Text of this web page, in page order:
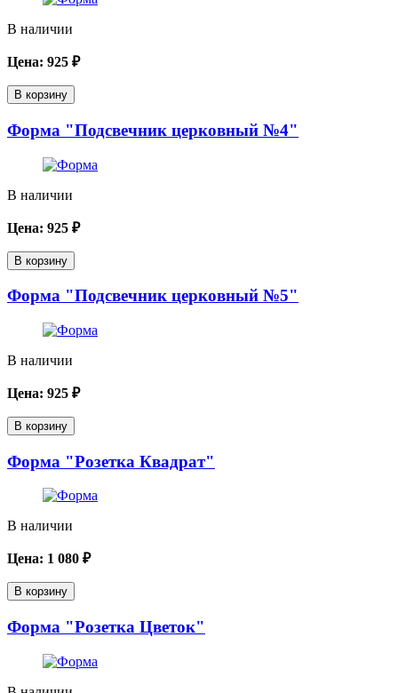
В наличии
Цена: 925 ₽
В корзину
Форма "Подсвечник церковный №4"
В наличии
Цена: 925 ₽
В корзину
Форма "Подсвечник церковный №5"
В наличии
Цена: 925 ₽
В корзину
Форма "Розетка Квадрат"
В наличии
Цена: 1 080 ₽
В корзину
Форма "Розетка Цветок"